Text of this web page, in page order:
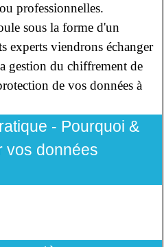
professionnelles.
sous la forme d'un
experts viendrons échanger
gestion du chiffrement de
de vos données à
- Pourquoi &
vos données